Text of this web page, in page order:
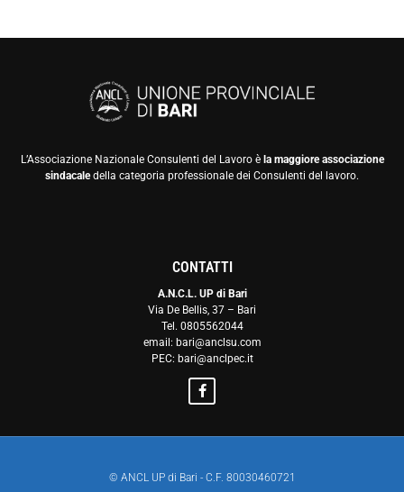
L’Associazione Nazionale Consulenti del Lavoro èla maggiore associazione
sindacaledella categoria professionale dei Consulenti del lavoro.
CONTATTI
A.N.C.L. UP di Bari
Via De Bellis, 37 – Bari
Tel. 0805562044
email: bari@anclsu.com
PEC: bari@anclpec.it
© ANCL UP di Bari - C.F. 80030460721